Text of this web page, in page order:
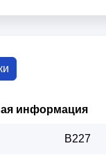
информация
B227